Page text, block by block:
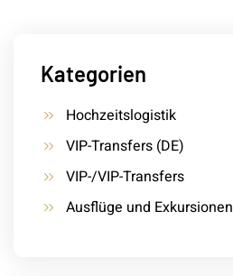
Kategorien
Hochzeitslogistik
VIP-Transfers (DE)
VIP-/VIP-Transfers
Ausflüge und Exkursionen